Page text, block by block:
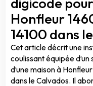
Honfleur
14100 dans
Cet article décrit une
coulissant équipée
d’une maison à
dans le Calvados. Il